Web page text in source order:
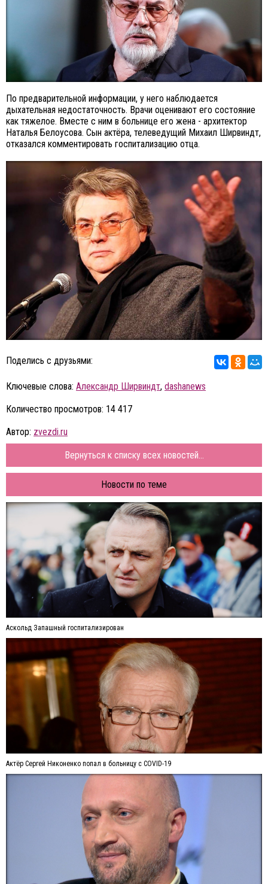
По предварительной информации, у него наблюдается
дыхательная недостаточность. Врачи оценивают его состояние
как тяжелое. Вместе с ним в больнице его жена - архитектор
Наталья Белоусова. Сын актёра, телеведущий Михаил Ширвиндт,
отказался комментировать госпитализацию отца.
Поделись с друзьями:
Ключевые слова: Александр Ширвиндт, dashanews
Количество просмотров: 14 417
Автор: zvezdi.ru
Вернуться к списку всех новостей...
Новости по теме
Аскольд Запашный госпитализирован
Актёр Сергей Никоненко попал в больницу с COVID-19